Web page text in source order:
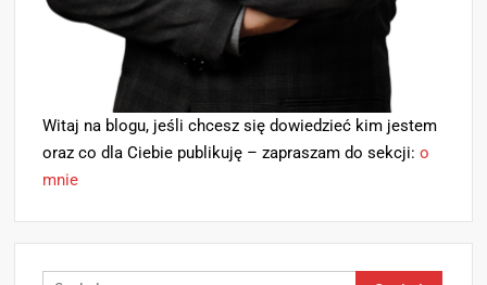
Witaj na blogu, jeśli chcesz się dowiedzieć kim jestem
oraz co dla Ciebie publikuję – zapraszam do sekcji:o
mnie